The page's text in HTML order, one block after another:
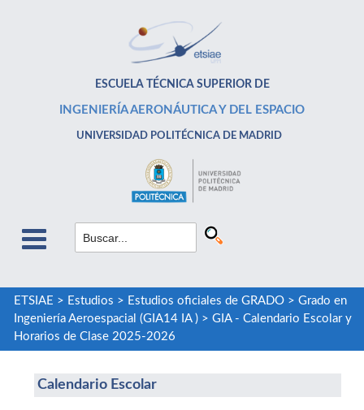
ESCUELA TÉCNICA SUPERIOR DE
INGENIERÍA AERONÁUTICA Y DEL ESPACIO
UNIVERSIDAD POLITÉCNICA DE MADRID
ETSIAE > Estudios > Estudios oficiales de GRADO> Grado en
Ingeniería Aeroespacial (GIA14 IA )> GIA - Calendario Escolar y
Horarios de Clase 2025-2026
Calendario Escolar